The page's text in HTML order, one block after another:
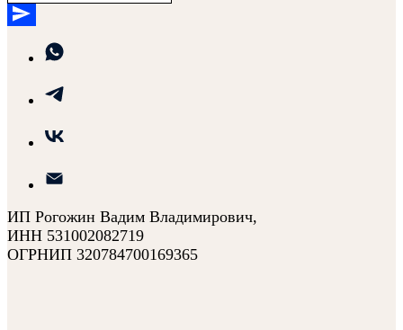
ИП Рогожин Вадим Владимирович,
ИНН 531002082719
ОГРНИП 320784700169365